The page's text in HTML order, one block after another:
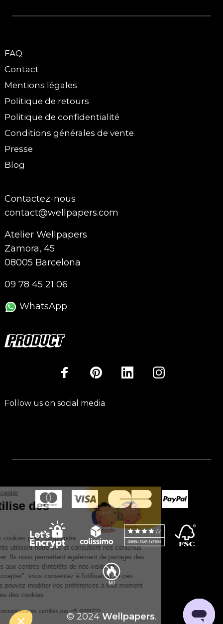
Continuer sans accepter
Ce site utilise des
cookies.
Nous utilisons des cookies pour comprendre
comment nos clients utilisent notre site et consultent nos contenus
afin de les améliorer. Ils nous permettent également de partager des
publicités adaptées aux centres d'intérêts de nos visiteurs.
En cliquant sur "Accepter", vous consentez à l'utilisation de ces
technologies. Vous pouvez modifier vos préférences à tout moment
dans les paramètres des cookies.
Consentements certifiés par
FAQ
Contact
Mentions légales
Politique de retours
Politique de confidentialité
Conditions générales de vente
Presse
Blog
Contactez-nous
contact@wellpapers.com
Atelier Wellpapers
Zamora, 45
08005 Barcelona
09 78 45 21 06
WhatsApp
Follow us on social media
© 2024 Wellpapers.